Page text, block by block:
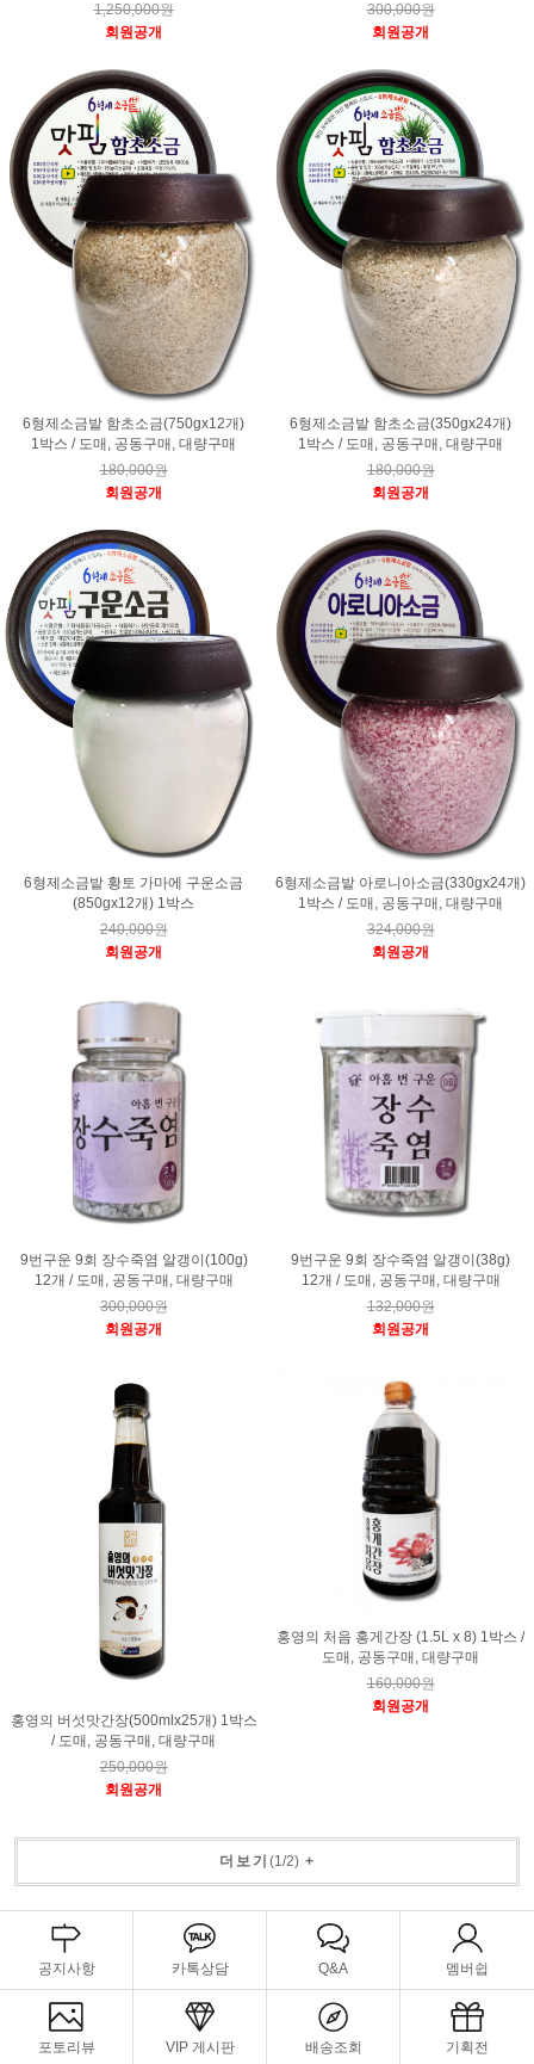
1,250,000원
회원공개
300,000원
회원공개
6형제소금밭 함초소금(750gx12개)
1박스 / 도매, 공동구매, 대량구매
180,000원
회원공개
6형제소금밭 함초소금(350gx24개)
1박스 / 도매, 공동구매, 대량구매
180,000원
회원공개
6형제소금밭 황토 가마에 구운소금
(850gx12개) 1박스
240,000원
회원공개
6형제소금밭 아로니아소금(330gx24개)
1박스 / 도매, 공동구매, 대량구매
324,000원
회원공개
9번구운 9회 장수죽염 알갱이(100g)
12개 / 도매, 공동구매, 대량구매
300,000원
회원공개
9번구운 9회 장수죽염 알갱이(38g)
12개 / 도매, 공동구매, 대량구매
132,000원
회원공개
홍영의 버섯맛간장(500mlx25개) 1박스
/ 도매, 공동구매, 대량구매
250,000원
회원공개
홍영의 처음 홍게간장 (1.5L x 8) 1박스 /
도매, 공동구매, 대량구매
160,000원
회원공개
더보기 (1/2)+
공지사항 카톡상담 Q&A 멤버쉽
포토리뷰 VIP 게시판 배송조회 기획전